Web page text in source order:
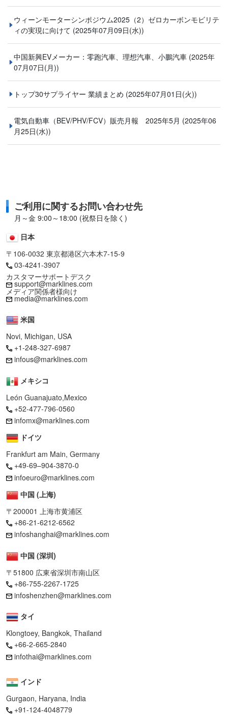
ウィーンモーターシンポジウム2025（2）ゼロカーボンモビリテ
ィの実現に向けて (2025年07月09日(水))
中国新興EVメーカー：零跑汽車、理想汽車、小鵬汽車 (2025年
07月07日(月))
トップ30サプライヤー 業績まとめ (2025年07月01日(火))
電気自動車（BEV/PHV/FCV）販売月報 2025年5月 (2025年06
月25日(水))
ご利用に関するお問い合わせ先
月～金 9:00～18:00 (祝祭日を除く)
日本
〒106-0032 東京都港区六本木7-15-9
03-4241-3907
カスタマーサポートデスク
support@marklines.com
メディア関係者様向け
media@marklines.com
米国
Novi, Michigan, USA
+1-248-327-6987
infous@marklines.com
メキシコ
León Guanajuato,Mexico
+52-477-796-0560
infomx@marklines.com
ドイツ
Frankfurt am Main, Germany
+49-69–904-3870-0
infoeuro@marklines.com
中国 (上海)
〒200001 上海市黄浦区
+86-21-6212-6562
infoshanghai@marklines.com
中国 (深圳)
〒51800 広東省深圳市南山区
+86-755-2267-1725
infoshenzhen@marklines.com
タイ
Klongtoey, Bangkok, Thailand
+66-2-665-2840
infothai@marklines.com
インド
Gurgaon, Haryana, India
+91-124-4048779